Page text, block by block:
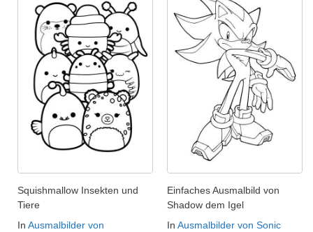
Squishmallow Insekten und
Tiere
In Ausmalbilder von
Einfaches Ausmalbild von
Shadow dem Igel
In Ausmalbilder von Sonic